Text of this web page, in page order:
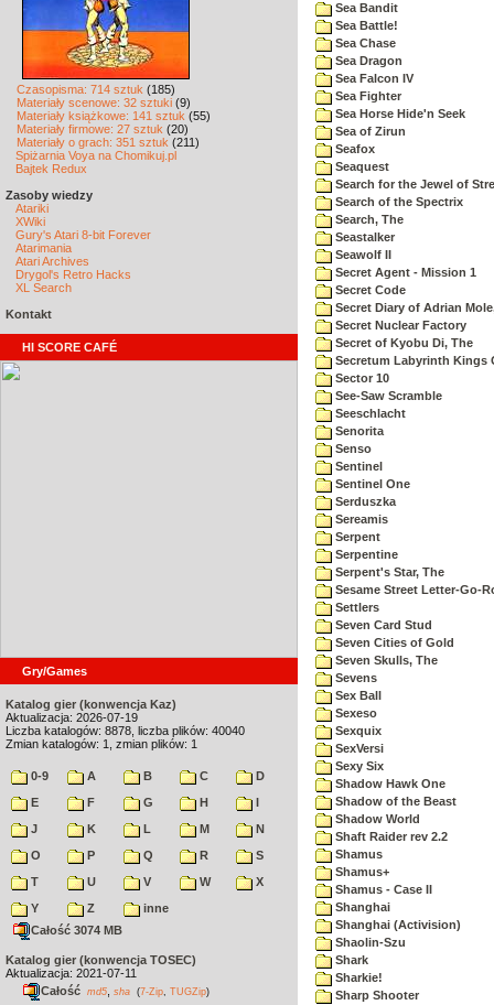
Czasopisma: 714 sztuk (185)
Materiały scenowe: 32 sztuki (9)
Materiały książkowe: 141 sztuk (55)
Materiały firmowe: 27 sztuk (20)
Materiały o grach: 351 sztuk (211)
Spiżarnia Voya na Chomikuj.pl
Bajtek Redux
Zasoby wiedzy
Atariki
XWiki
Gury's Atari 8-bit Forever
Atarimania
Atari Archives
Drygol's Retro Hacks
XL Search
Kontakt
HI SCORE CAFÉ
Gry/Games
Katalog gier (konwencja Kaz)
Aktualizacja: 2026-07-19
Liczba katalogów: 8878, liczba plików: 40040
Zmian katalogów: 1, zmian plików: 1
0-9 A B C
D
E
F G H
I
J
K L M
N
O
P Q R
S
T
U V W
X
Y
Z
inne
Całość 3074 MB
Katalog gier (konwencja TOSEC)
Aktualizacja: 2021-07-11
Całość md5 sha (7-Zip TUGZip)
Sea Bandit
Sea Battle!
Sea Chase
Sea Dragon
Sea Falcon IV
Sea Fighter
Sea Horse Hide'n Seek
Sea of Zirun
Seafox
Seaquest
Search for the Jewel of
Search of the Spectrix
Search, The
Seastalker
Seawolf II
Secret Agent - Mission 1
Secret Code
Secret Diary of Adrian
Secret Nuclear Factory
Secret of Kyobu Di, The
Secretum Labyrinth Kings
Sector 10
See-Saw Scramble
Seeschlacht
Senorita
Senso
Sentinel
Sentinel One
Serduszka
Sereamis
Serpent
Serpentine
Serpent's Star, The
Sesame Street Letter-Go-
Settlers
Seven Card Stud
Seven Cities of Gold
Seven Skulls, The
Sevens
Sex Ball
Sexeso
Sexquix
SexVersi
Sexy Six
Shadow Hawk One
Shadow of the Beast
Shadow World
Shaft Raider rev 2.2
Shamus
Shamus+
Shamus - Case II
Shanghai
Shanghai (Activision)
Shaolin-Szu
Shark
Sharkie!
Sharp Shooter